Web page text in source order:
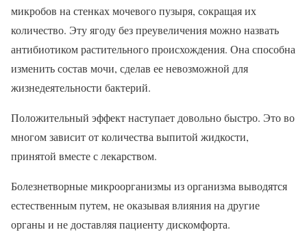
микробов на стенках мочевого пузыря, сокращая их
количество. Эту ягоду без преувеличения можно назвать
антибиотиком растительного происхождения. Она способна
изменить состав мочи, сделав ее невозможной для
жизнедеятельности бактерий.
Положительный эффект наступает довольно быстро. Это во
многом зависит от количества выпитой жидкости,
принятой вместе с лекарством.
Болезнетворные микроорганизмы из организма выводятся
естественным путем, не оказывая влияния на другие
органы и не доставляя пациенту дискомфорта.